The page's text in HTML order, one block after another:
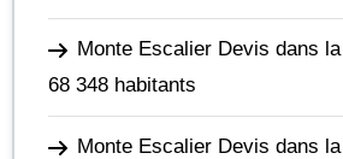
Monte Escalier Devis dans
68 348 habitants
Monte Escalier Devis dans